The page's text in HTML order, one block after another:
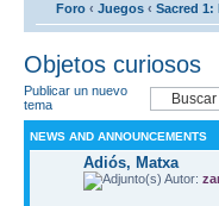
Foro ‹ Juegos ‹ Sacred 1:
Objetos curiosos
Publicar un nuevo
tema
NEWS AND ANNOUNCEMENTS
Adiós, Matxa
Autor: